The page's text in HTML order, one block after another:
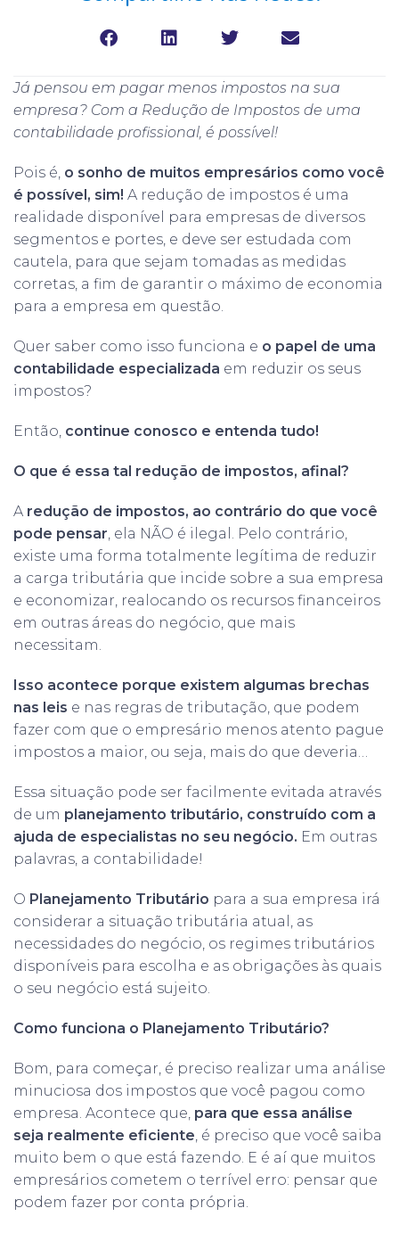
Já pensou em pagar menos impostos na sua
empresa? Com a Redução de Impostos de uma
contabilidade profissional, é possível!
Pois é, o sonho de muitos empresários como você
é possível, sim! A redução de impostos é uma
realidade disponível para empresas de diversos
segmentos e portes, e deve ser estudada com
cautela, para que sejam tomadas as medidas
corretas, a fim de garantir o máximo de economia
para a empresa em questão.
Quer saber como isso funciona e o papel de uma
contabilidade especializada em reduzir os seus
impostos?
Então, continue conosco e entenda tudo!
O que é essa tal redução de impostos, afinal?
A redução de impostos, ao contrário do que você
pode pensar, ela NÃO é ilegal. Pelo contrário,
existe uma forma totalmente legítima de reduzir
a carga tributária que incide sobre a sua empresa
e economizar, realocando os recursos financeiros
em outras áreas do negócio, que mais
necessitam.
Isso acontece porque existem algumas brechas
nas leis e nas regras de tributação, que podem
fazer com que o empresário menos atento pague
impostos a maior, ou seja, mais do que deveria…
Essa situação pode ser facilmente evitada através
de um planejamento tributário, construído com a
ajuda de especialistas no seu negócio. Em outras
palavras, a contabilidade!
O Planejamento Tributário para a sua empresa irá
considerar a situação tributária atual, as
necessidades do negócio, os regimes tributários
disponíveis para escolha e as obrigações às quais
o seu negócio está sujeito.
Como funciona o Planejamento Tributário?
Bom, para começar, é preciso realizar uma análise
minuciosa dos impostos que você pagou como
empresa. Acontece que, para que essa análise
seja realmente eficiente, é preciso que você saiba
muito bem o que está fazendo. E é aí que muitos
empresários cometem o terrível erro: pensar que
podem fazer por conta própria.